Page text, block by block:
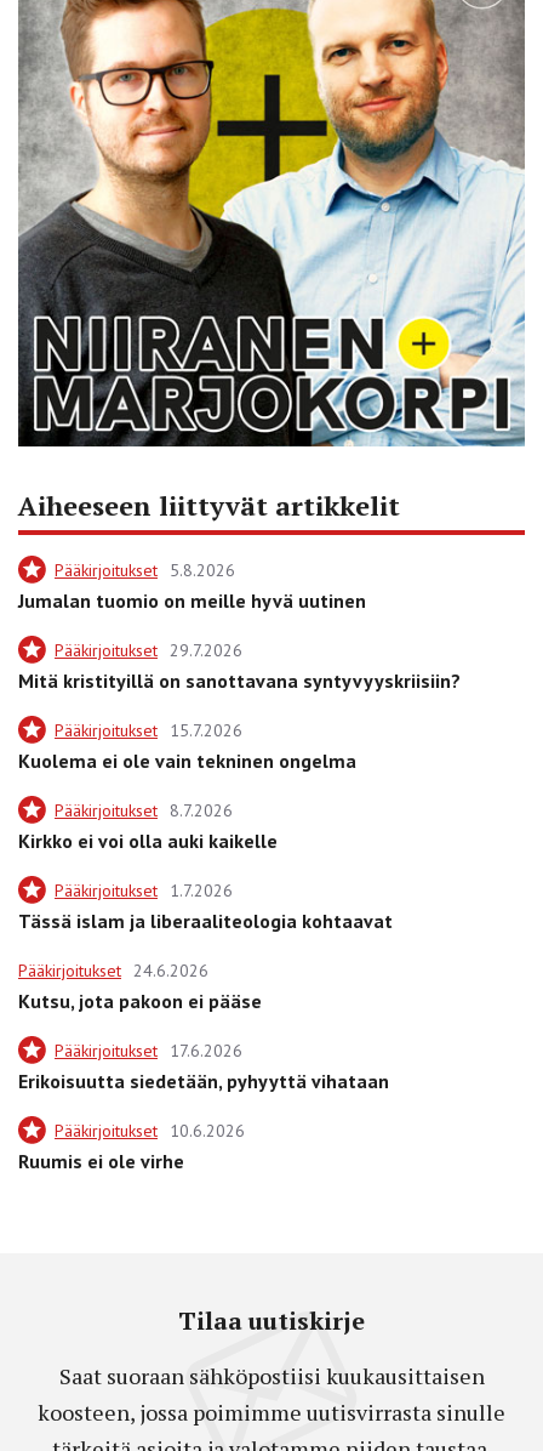
Aiheeseen liittyvät artikkelit
Pääkirjoitukset 5.8.2026
Jumalan tuomio on meille hyvä uutinen
Pääkirjoitukset 29.7.2026
Mitä kristityillä on sanottavana syntyvyyskriisiin?
Pääkirjoitukset 15.7.2026
Kuolema ei ole vain tekninen ongelma
Pääkirjoitukset 8.7.2026
Kirkko ei voi olla auki kaikelle
Pääkirjoitukset 1.7.2026
Tässä islam ja liberaaliteologia kohtaavat
Pääkirjoitukset 24.6.2026
Kutsu, jota pakoon ei pääse
Pääkirjoitukset 17.6.2026
Erikoisuutta siedetään, pyhyyttä vihataan
Pääkirjoitukset 10.6.2026
Ruumis ei ole virhe
Tilaa uutiskirje
Saat suoraan sähköpostiisi kuukausittaisen
koosteen, jossa poimimme uutisvirrasta sinulle